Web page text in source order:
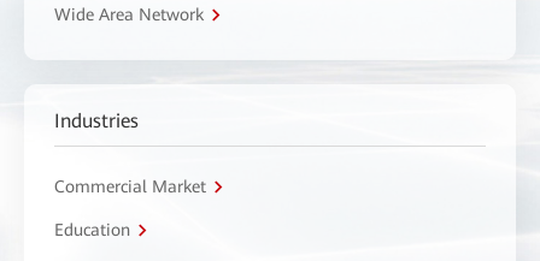
Wide Area Network
Industries
Commercial Market
Education